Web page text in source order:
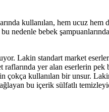
kullanılan, hem ucuz
nedenle bebek
Lakin standart market
yer alan eserlerin
kullanılan bir unsur.
bu içerik sülfatlı